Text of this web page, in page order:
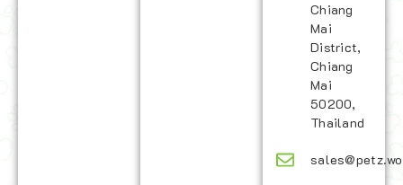
Chiang
Mai
District,
Chiang
Mai
50200,
Thailand